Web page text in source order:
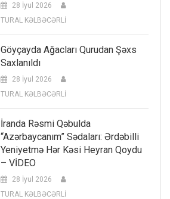
28 İyul 2026
TURAL KƏLBƏCƏRLİ
Göyçayda Ağacları Qurudan Şəxs
Saxlanıldı
28 İyul 2026
TURAL KƏLBƏCƏRLİ
İranda Rəsmi Qəbulda
“Azərbaycanım” Sədaları: Ərdəbilli
Yeniyetmə Hər Kəsi Heyran Qoydu
– VİDEO
28 İyul 2026
TURAL KƏLBƏCƏRLİ